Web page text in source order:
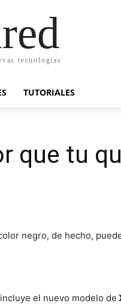
tecnologías
TUTORIALES
que tu
negro, de hecho,
el nuevo modelo de